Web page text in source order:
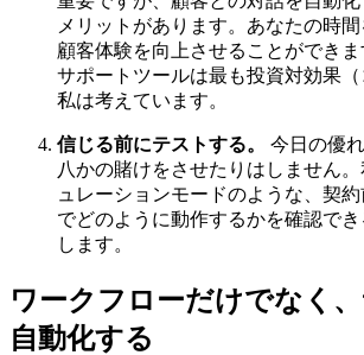
メリットがあります。あなたの時
顧客体験を向上させることができ
サポートツールは最も投資対効果
私は考えています。
信じる前にテストする。
今日の優
八かの賭けをさせたりはしません。
ュレーションモードのような、契
でどのように動作するかを確認で
します。
ワークフローだけでなく
自動化する